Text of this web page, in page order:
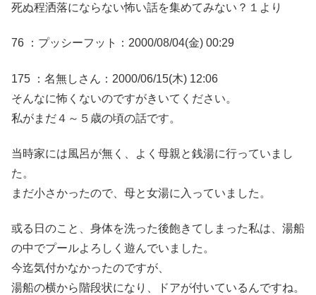
死ぬ程洒落にならない怖い話を集めてみない？１より
76 ：プッシーフット：2000/08/04(金) 00:29
175 ：名無しさん：2000/06/15(木) 12:06
そんなに怖くないのですがきいてください。
私がまだ４～５歳の頃の話です。
当時家には風呂が無く、よく母親と銭湯に行っていまし
た。
まだ小さかったので、母と女湯に入っていました。
或る日のこと、身体を洗った後飽きてしまった私は、湯船
の中でプールよろしく遊んでいました。
今迄気付かなかったのですが、
湯船の横から階段状になり、ドアが付いているんですね。